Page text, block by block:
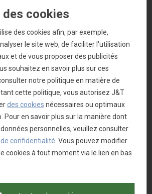
sur mesure
de
cookies
des cookies afin, par exemple,
le site web, de faciliter l'utilisation
et de vous proposer des publicités
souhaitez en savoir plus sur ces
notre politique en matière de
cette politique, vous autorisez J&T
des cookies nécessaires ou optimaux
Pour en savoir plus sur la manière dont
personnelles, veuillez consulter
confidentialité . Vous pouvez modifier
cookies à tout moment via le lien en bas